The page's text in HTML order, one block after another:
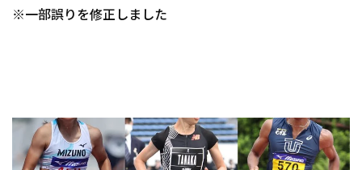
※一部誤りを修正しました